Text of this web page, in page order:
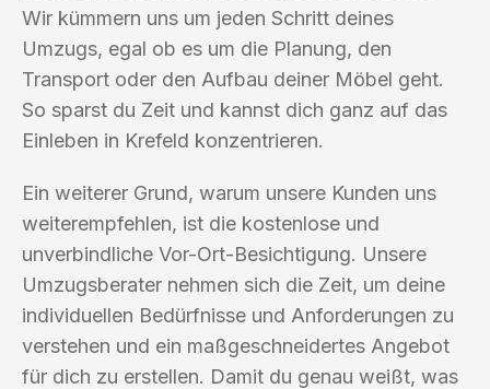
Wir kümmern uns um jeden Schritt deines
Umzugs, egal ob es um die Planung, den
Transport oder den Aufbau deiner Möbel geht.
So sparst du Zeit und kannst dich ganz auf das
Einleben in Krefeld konzentrieren.
Ein weiterer Grund, warum unsere Kunden uns
weiterempfehlen, ist die kostenlose und
unverbindliche Vor-Ort-Besichtigung. Unsere
Umzugsberater nehmen sich die Zeit, um deine
individuellen Bedürfnisse und Anforderungen zu
verstehen und ein maßgeschneidertes Angebot
für dich zu erstellen. Damit du genau weißt, was